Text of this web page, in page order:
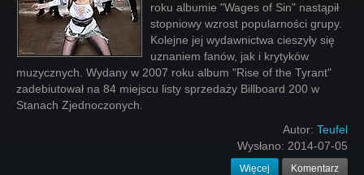
roku albumie "Wages of Sin" nastąpił
stopniowy wzrost popularności grupy.
Kolejne jej wydawnictwa cieszyły się
uznaniem fanów, jak i krytyków
muzycznych. Wydany w 2007 roku album "Rise of the Tyrant"
zadebiutował na 84 miejscu listy sprzedaży Billboard 200 w
Stanach Zjednoczonych.
Autor: Teufel
Wysłano: 2014-07-05
Więcej Komentarz